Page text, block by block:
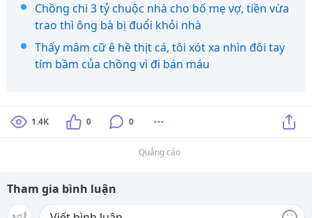
Chồng chi 3 tỷ chuộc nhà cho bố mẹ vợ, tiền vừa
trao thì ông bà bị đuổi khỏi nhà
Thấy mâm cữ ê hề thịt cá, tôi xót xa nhìn đôi tay
tím bầm của chồng vì đi bán máu
1.4K 0 0
Quảng cáo
Tham gia bình luận